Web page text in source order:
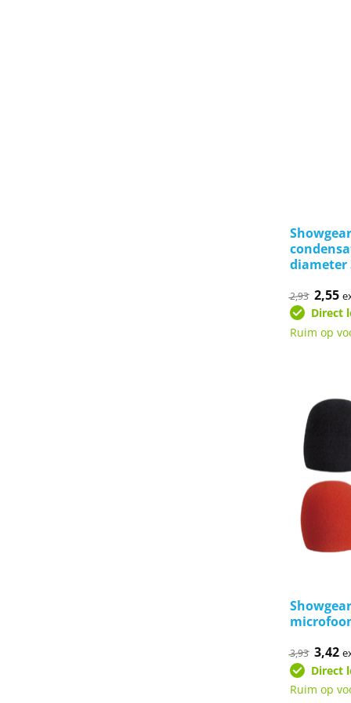
diameter
2,93
prijs
was:
€2,93.
2,55
is:
Direct
Ruim op
3,93
prijs
was:
€3,93.
3,42
is:
Direct
Ruim op